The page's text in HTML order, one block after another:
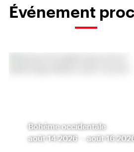
Événement
Bohême occidentale
août 14 2026
-août 16